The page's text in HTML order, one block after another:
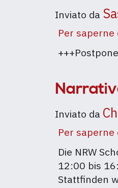
Inviato da
Per saperne
Inviato da
Per saperne
Die NRW
12:00 bis
Stattfinden